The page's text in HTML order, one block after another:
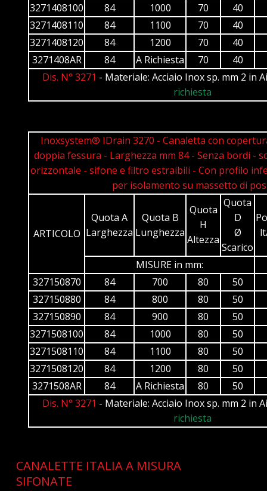
3271408100
84 1000 70
40
3271408110
84 1100 70
40
3271408120
84 1200 70
40
3271408AR
84 A Richiesta 70
40
Dis. N° 3271 - Materiale: Acciaio Inox sp. mm 2 in
richiesta
Inoxsystem® IDrain 3270 - Canaletta con
doppia fessura - Larghezza mm 84 - Senza bordi -
orizzontale - sifone e filtro estraibili - Con profilo
per isolamento su massetto di
ARTICOLO
Quota A
Larghezza
Quota B
Lunghezza
Quota
H
Altezza
Quota
D
Ø
Scarico
MISURE in mm:
327150870
84 700 80
50
327150880
84 800 80
50
327150890
84 900 80
50
3271508100
84 1000 80
50
3271508110
84 1100 80
50
3271508120
84 1200 80
50
3271508AR
84 A Richiesta 80
50
Dis. N° 3271 - Materiale: Acciaio Inox sp. mm 2 in
richiesta
CANALETTE ITALIA A MISURA
SIFONATE